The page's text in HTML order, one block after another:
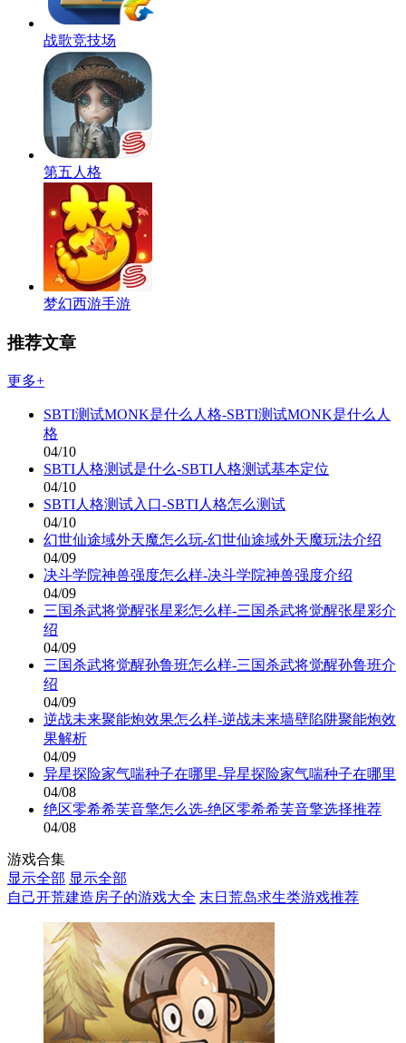
战歌竞技场
第五人格
梦幻西游手游
推荐文章
更多+
SBTI测试MONK是什么人格-SBTI测试MONK是什么人
格
04/10
SBTI人格测试是什么-SBTI人格测试基本定位
04/10
SBTI人格测试入口-SBTI人格怎么测试
04/10
幻世仙途域外天魔怎么玩-幻世仙途域外天魔玩法介绍
04/09
决斗学院神兽强度怎么样-决斗学院神兽强度介绍
04/09
三国杀武将觉醒张星彩怎么样-三国杀武将觉醒张星彩介
绍
04/09
三国杀武将觉醒孙鲁班怎么样-三国杀武将觉醒孙鲁班介
绍
04/09
逆战未来聚能炮效果怎么样-逆战未来墙壁陷阱聚能炮效
果解析
04/09
异星探险家气喘种子在哪里-异星探险家气喘种子在哪里
04/08
绝区零希希芙音擎怎么选-绝区零希希芙音擎选择推荐
04/08
游戏合集
显示全部 显示全部
自己开荒建造房子的游戏大全 末日荒岛求生类游戏推荐